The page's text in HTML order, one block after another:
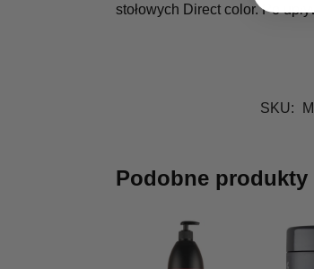
stołowych Direct color. Po
SKU:
Podobne produkty